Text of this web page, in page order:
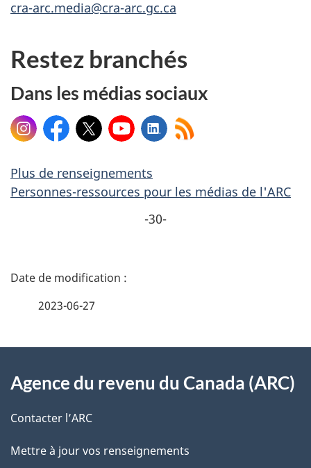
cra-arc.media@cra-arc.gc.ca
Restez branchés
Dans les médias sociaux
InstagramFacebook
X YouTubeLinkedIn
Plus de renseignements
Personnes-ressources pour les médias de l'ARC
-30-
D
i
l
s
2023-06-27
propos
de
ce
Agence du revenu du Canada (ARC)
Contacter l’ARC
Mettre à jour vos renseignements